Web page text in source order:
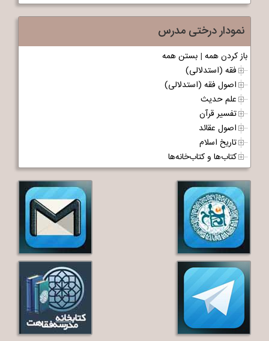
نمودار درختی مدرس
باز کردن همه | بستن همه
فقه (استدلالی)
اصول فقه (استدلالی)
علم حدیث
تفسیر قرآن
اصول عقائد
تاریخ اسلام
کتاب‌ها و کتاب‌خانه‌ها